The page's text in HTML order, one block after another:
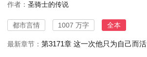
作者： 圣骑士的传说
都市言情 1007 万字 全本
最新章节： 第3171章 这一次他只为自己而活